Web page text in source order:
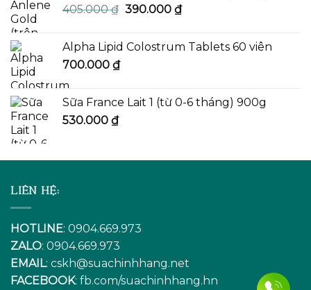
405.000₫ Giá
405.000 ₫.
390.000 ₫Giá
là:
Alpha Lipid Colostrum Tablets 60 viên
700.000 ₫
Sữa France Lait 1 (từ 0-6 tháng) 900g
530.000 ₫
LIÊN HỆ:
HOTLINE: 0904.669.973
ZALO: 0904.669.973
EMAIL: cskh@suachinhhang.net
FACEBOOK: fb.com/suachinhhang.hn